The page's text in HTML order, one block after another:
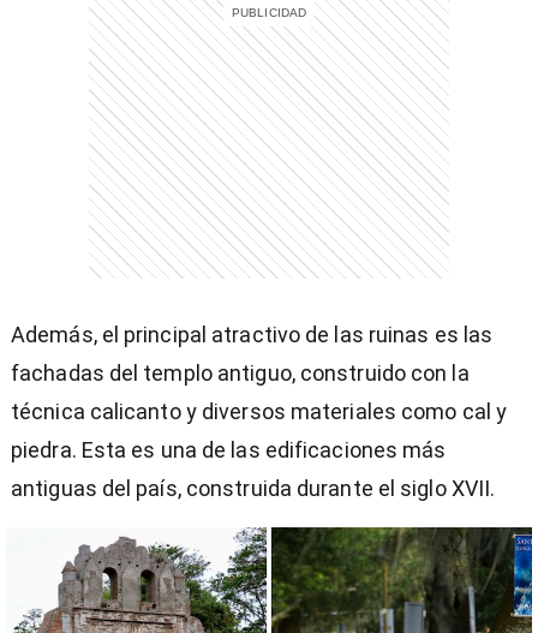
Además, el principal atractivo de las ruinas es las
fachadas del templo antiguo, construido con la
técnica calicanto y diversos materiales como cal y
piedra. Esta es una de las edificaciones más
antiguas del país, construida durante el siglo XVII.